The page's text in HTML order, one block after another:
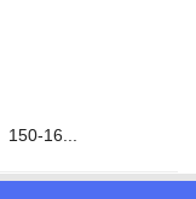
150-16...